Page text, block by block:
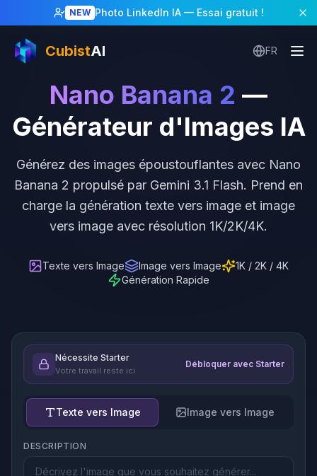
NEW Photo LinkedIn IA— Essai gratuit !
CubistAI FR
Nano Banana 2 —
Générateur d'Images IA
Générez des images époustouflantes avec Nano
Banana 2 propulsé par Gemini 3.1 Flash. Prend en
charge la génération texte vers image et image
vers image avec résolution 1K/2K/4K.
Texte vers Image Image vers Image
1K / 2K / 4K
Génération Rapide
Nécessite Starter
Votre travail reste ici
Débloquer avec Starter
Texte vers Image Image vers Image
DESCRIPTION